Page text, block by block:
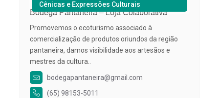
Cênicas e Expressões Culturais
Bodega Pantaneira – Loja Colaborativa
Promovemos o ecoturismo associado à
comercialização de produtos oriundos da região
pantaneira, damos visibilidade aos artesãos e
mestres da cultura..
bodegapantaneira@gmail.com
(65) 98153-5011